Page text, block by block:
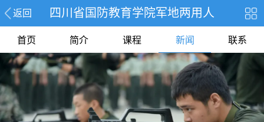
返回 四川省国防教育学院军地两用人
首页 简介 课程 新闻 联系